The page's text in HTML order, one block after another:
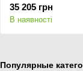
Популярные
35 205 грн
В наявності